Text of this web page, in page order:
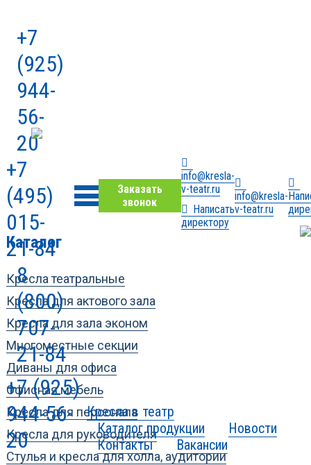
+7
(925)
944-
56-
20
+7
(495)
015-
21-84
8
(800)
707-
21-84
Заказать
звонок
info@kresla-
v-teatr.ru
Написать
директору
info@kresla-
v-teatr.ru
+7 (925)
944-56-
20
Кресла в театр
Каталог продукции
Новости
Контакты
Вакансии
Каталог
Кресла театральные
Кресла для актового зала
Кресла для зала эконом
Многоместные секции
Диваны для офиса
Офисная мебель
Кресла для персонала
Кресла для руководителя
Стулья и кресла для холла, аудитории